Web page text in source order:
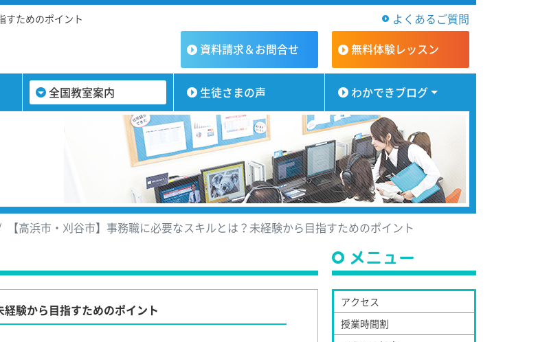
すためのポイント
よくあるご質問
資料請求＆お問合せ 無料体験レッスン
全国教室案内 生徒さまの声 わかできブログ
【高浜市・刈谷市】事務職に必要なスキルとは？未経験から目指すためのポイント
経験から目指すためのポイント
メニュー
アクセス
授業時間割